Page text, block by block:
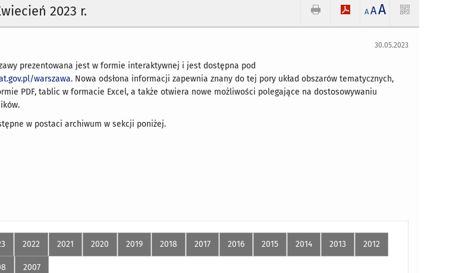
2023 r. A AA
30.05.2023
prezentowana jest w formie interaktywnej i jest dostępna pod
warszawa. Nowa odsłona informacji zapewnia znany do tej pory układ obszarów tematycznych,
PDF, tablic w formacie Excel, a także otwiera nowe możliwości polegające na dostosowywaniu
w postaci archiwum w sekcji poniżej.
2022 2021 2020 2019 2018 2017 2016 2015 2014 2013 2012
2007